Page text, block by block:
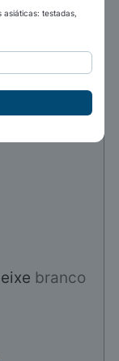
branco
testadas,